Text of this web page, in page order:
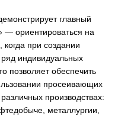
главный
— ориентироваться на
когда при создании
индивидуальных
позволяет обеспечить
просеивающих
производствах:
металлургии,